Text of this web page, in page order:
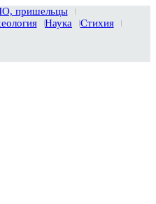
пришельцы
Наука
Стихия